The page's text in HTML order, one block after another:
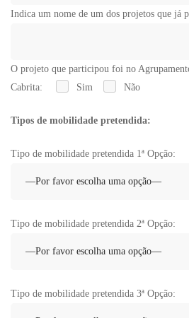
Indica um nome de um dos projetos que já
O projeto que participou foi no
Cabrita:
Sim Não
Tipos de mobilidade pretendida:
Tipo de mobilidade pretendida 1ª Opção:
Tipo de mobilidade pretendida 2ª Opção:
Tipo de mobilidade pretendida 3ª Opção: